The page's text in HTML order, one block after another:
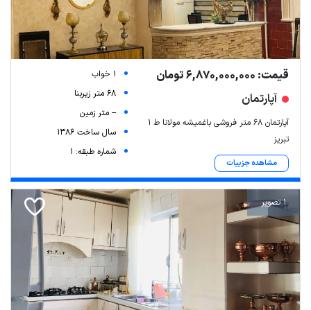
قیمت: 6,870,000,000 تومان
آپارتمان
آپارتمان ۶۸ متر فروشی باغمیشه مولانا ط ۱
تبریز
مشاهده جزییات
1 خواب
68 متر زیربنا
-- متر زمین
سال ساخت 1386
شماره طبقه: 1
1 تصویر